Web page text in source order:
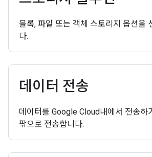
블록, 파일 또는 객체 스토리지 옵션을
다.
데이터 전송
데이터를 Google Cloud내에서 전송하
팎으로 전송합니다.